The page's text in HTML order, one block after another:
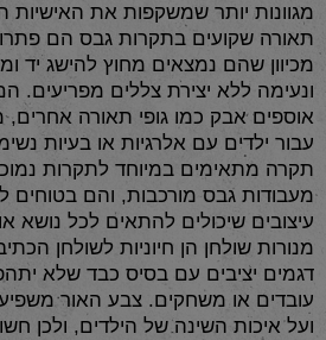
מגוונות יותר שמשקפות את
תאורה שקועים בתקרות גבס הם פתרון
מכיוון שהם נמצאים מחוץ להישג יד
ונעימה ללא יצירת צללים מפריעים.
אוספים אבק כמו גופי תאורה
עבור ילדים עם אלרגיות או בעיות
תקרה מתאימים במיוחד לתקרות
מעבודות גבס מורכבות, והם בטוחים
עיצובים שיכולים להתאים לכל נושא
מנורות שולחן הן חיוניות לשולחן
דגמים יציבים עם בסיס כבד שלא
עובדים או משחקים. צבע האור
ועל איכות השינה של הילדים, ולכן